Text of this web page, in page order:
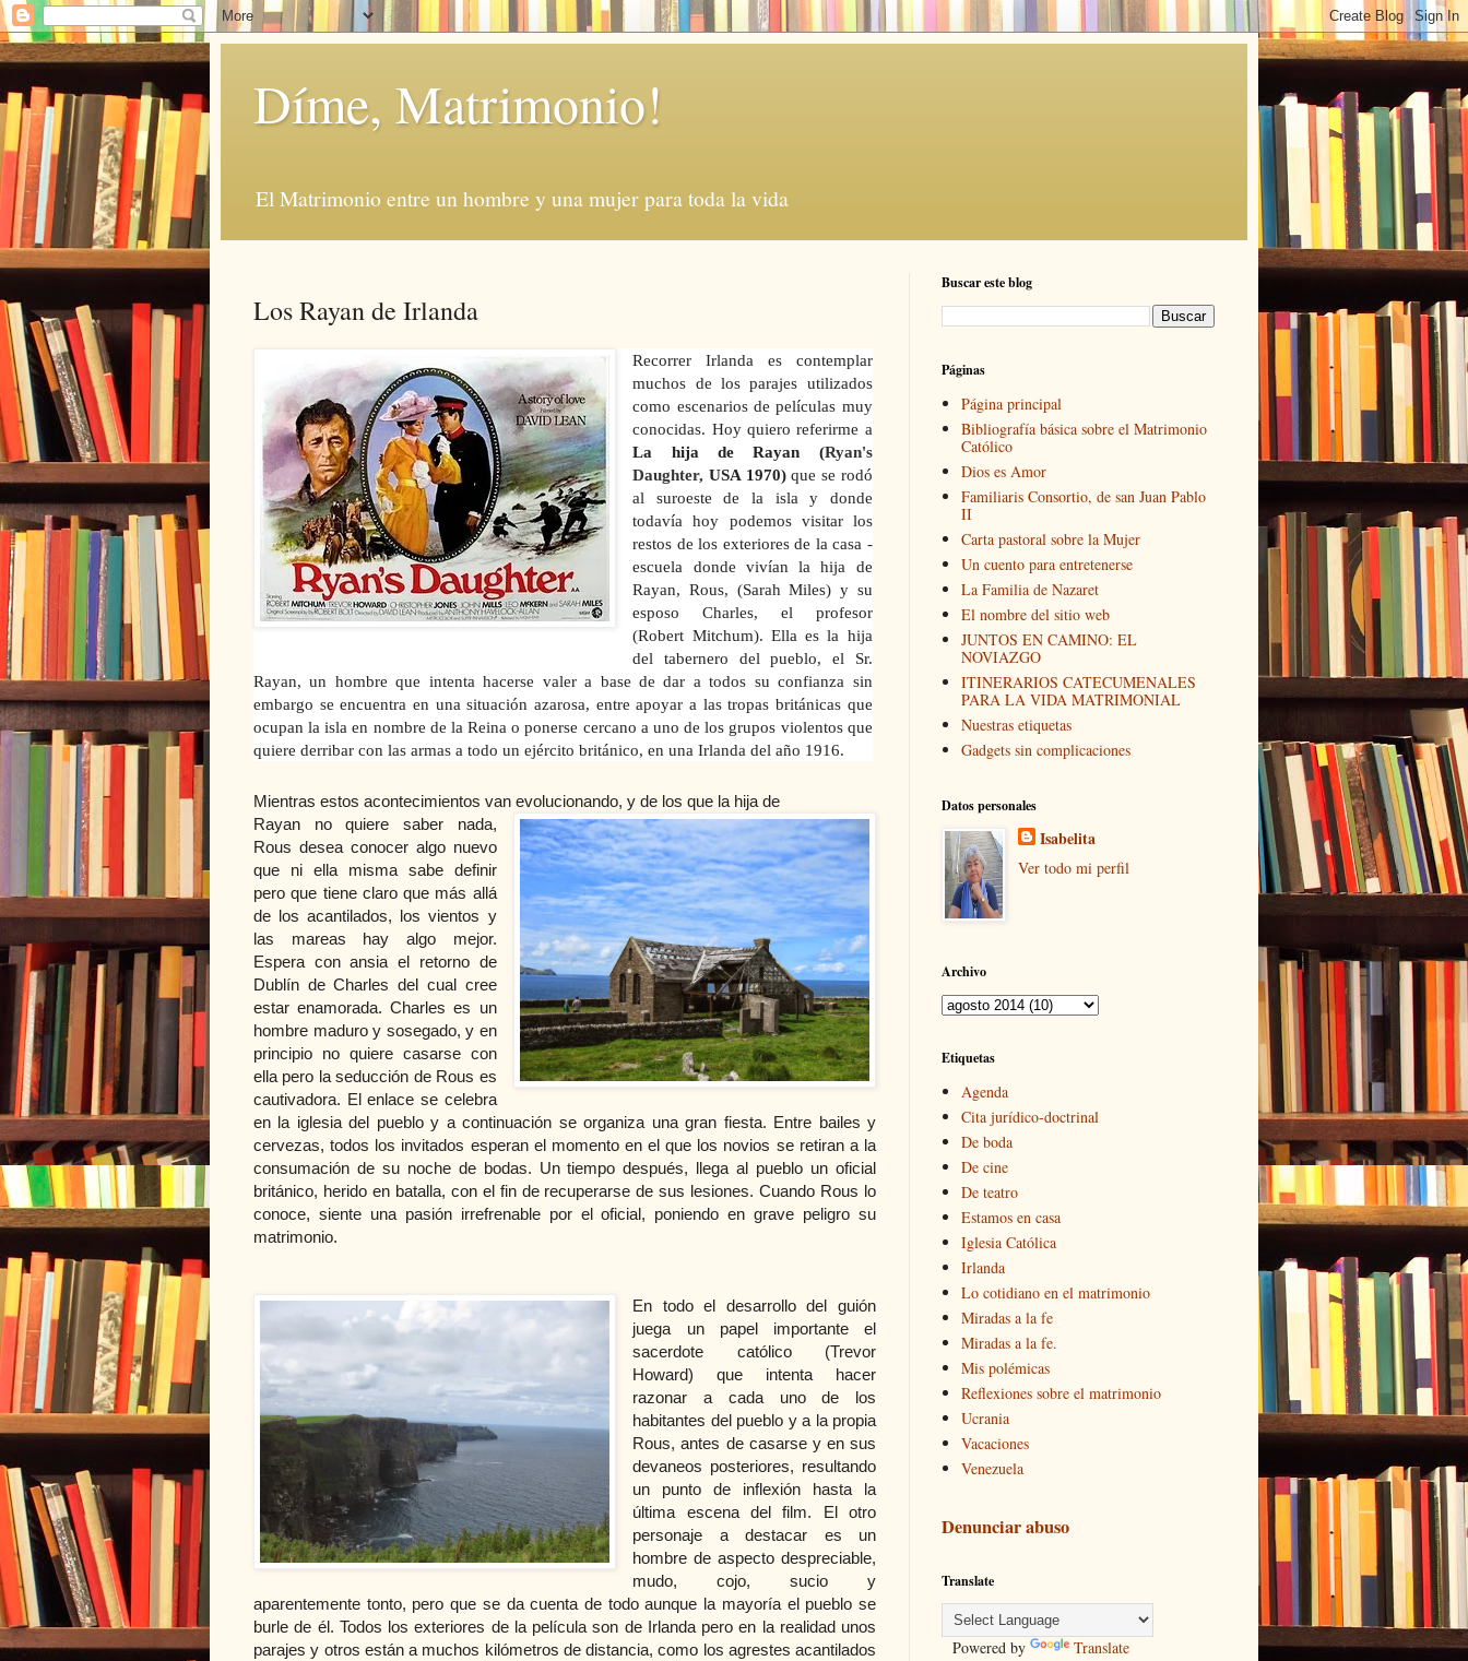
Díme, Matrimonio!
El Matrimonio entre un hombre y una mujer para toda la vida
Los Rayan de Irlanda
Recorrer Irlanda es contemplar
muchos de los parajes utilizados
como escenarios de películas muy
conocidas. Hoy quiero referirme a
La hija de Rayan (Ryan's
Daughter, USA 1970)que se rodó
al suroeste de la isla y donde
todavía hoy podemos visitar los
restos de los exteriores de la casa -
escuela donde vivían la hija de
Rayan, Rous, (Sarah Miles) y su
esposo Charles, el profesor
(Robert Mitchum). Ella es la hija
del tabernero del pueblo, el Sr.
Rayan, un hombre que intenta hacerse valer a base de dar a todos su confianza sin
embargo se encuentra en una situación azarosa, entre apoyar a las tropas británicas que
ocupan la isla en nombre de la Reina o ponerse cercano a uno de los grupos violentos que
quiere derribar con las armas a todo un ejército británico, en una Irlanda del año 1916.
Mientras estos acontecimientos van evolucionando, y de los que la hija de
Rayan noquiere saber nada,
Rous desea conocer algo nuevo
que ni ella misma sabe definir
pero que tiene claro que más allá
de los acantilados, los vientos y
las mareas hay algo mejor.
Espera con ansia el retorno de
Dublín de Charles del cual cree
estar enamorada. Charles es un
hombre maduro y sosegado, y en
principio no quiere casarse con
ella pero la seducción de Rous es
cautivadora. El enlace se celebra
en la iglesia del pueblo y a continuación se organiza una gran fiesta. Entre bailes y
cervezas, todos los invitados esperan el momento en el que los novios se retiran a la
consumación de su noche de bodas. Un tiempo después, llega al pueblo un oficial
británico, herido en batalla, con el fin de recuperarse de sus lesiones. Cuando Rous lo
conoce, siente una pasión irrefrenable por el oficial, poniendo en grave peligro su
matrimonio.
En todo el desarrollo del guión
juega un papel importante el
sacerdote católico (Trevor
Howard) que intenta hacer
razonar a cada uno de los
habitantes del pueblo y a la propia
Rous, antes de casarse y en sus
devaneos posteriores, resultando
un punto de inflexión hasta la
última escena del film. El otro
personaje a destacar es un
hombre de aspecto despreciable,
mudo, cojo, sucio y
aparentemente tonto, pero que se da cuenta de todo aunque la mayoría el pueblo se
burle de él. Todos los exteriores de la película son de Irlanda pero en la realidad unos
parajes y otros están a muchos kilómetros de distancia, como los agrestes acantilados
Buscar este blog
Páginas
Página principal
Bibliografía básica sobre el Matrimonio
Católico
Dios es Amor
Familiaris Consortio, de san Juan Pablo
II
Carta pastoral sobre la Mujer
Un cuento para entretenerse
La Familia de Nazaret
El nombre del sitio web
JUNTOS EN CAMINO: EL
NOVIAZGO
ITINERARIOS CATECUMENALES
PARA LA VIDA MATRIMONIAL
Nuestras etiquetas
Gadgets sin complicaciones
Datos personales
Isabelita
Ver todo mi perfil
Archivo
Etiquetas
Agenda
Cita jurídico-doctrinal
De boda
De cine
De teatro
Estamos en casa
Iglesia Católica
Irlanda
Lo cotidiano en el matrimonio
Miradas a la fe
Miradas a la fe.
Mis polémicas
Reflexiones sobre el matrimonio
Ucrania
Vacaciones
Venezuela
Denunciar abuso
Translate
Powered by Translate